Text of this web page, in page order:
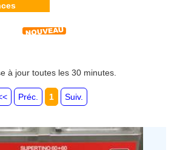
à jour toutes les 30 minutes.
Préc. 1 Suiv.